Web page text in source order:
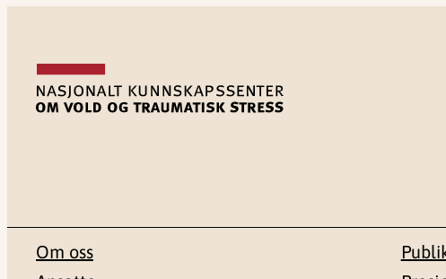
Om oss